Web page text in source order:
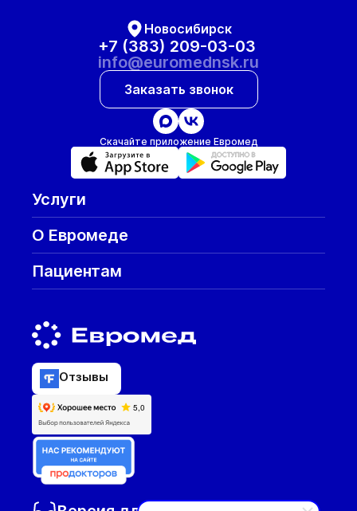
Новосибирск
+7 (383) 209-03-03
info@euromednsk.ru
Заказать звонок
Скачайте приложение Евромед
Услуги
О Евромеде
Пациентам
Отзывы